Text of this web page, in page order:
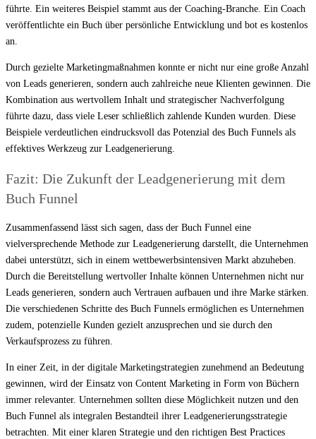
führte. Ein weiteres Beispiel stammt aus der Coaching-Branche. Ein Coach
veröffentlichte ein Buch über persönliche Entwicklung und bot es kostenlos
an.
Durch gezielte Marketingmaßnahmen konnte er nicht nur eine große Anzahl
von Leads generieren, sondern auch zahlreiche neue Klienten gewinnen. Die
Kombination aus wertvollem Inhalt und strategischer Nachverfolgung
führte dazu, dass viele Leser schließlich zahlende Kunden wurden. Diese
Beispiele verdeutlichen eindrucksvoll das Potenzial des Buch Funnels als
effektives Werkzeug zur Leadgenerierung.
Fazit: Die Zukunft der Leadgenerierung mit dem
Buch Funnel
Zusammenfassend lässt sich sagen, dass der Buch Funnel eine
vielversprechende Methode zur Leadgenerierung darstellt, die Unternehmen
dabei unterstützt, sich in einem wettbewerbsintensiven Markt abzuheben.
Durch die Bereitstellung wertvoller Inhalte können Unternehmen nicht nur
Leads generieren, sondern auch Vertrauen aufbauen und ihre Marke stärken.
Die verschiedenen Schritte des Buch Funnels ermöglichen es Unternehmen
zudem, potenzielle Kunden gezielt anzusprechen und sie durch den
Verkaufsprozess zu führen.
In einer Zeit, in der digitale Marketingstrategien zunehmend an Bedeutung
gewinnen, wird der Einsatz von Content Marketing in Form von Büchern
immer relevanter. Unternehmen sollten diese Möglichkeit nutzen und den
Buch Funnel als integralen Bestandteil ihrer Leadgenerierungsstrategie
betrachten. Mit einer klaren Strategie und den richtigen Best Practices